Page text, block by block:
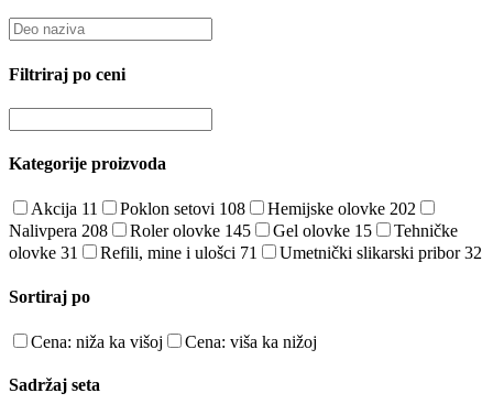
Filtriraj po ceni
Kategorije proizvoda
Akcija 11 Poklon setovi 108 Hemijske olovke 202
Nalivpera 208 Roler olovke 145 Gel olovke 15
Tehničke
olovke 31 Refili, mine i ulošci 71 Umetnički slikarski pribor32
Sortiraj po
Cena: niža ka višoj Cena: viša ka nižoj
Sadržaj seta